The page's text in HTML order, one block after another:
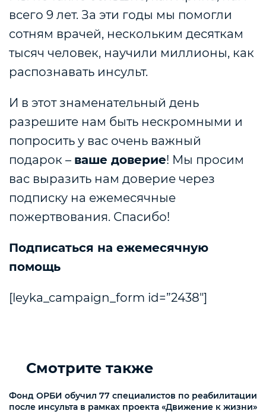
всего 9 лет. За эти годы мы помогли
сотням врачей, нескольким десяткам
тысяч человек, научили миллионы, как
распознавать инсульт.
И в этот знаменательный день
разрешите нам быть нескромными и
попросить у вас очень важный
подарок – ваше доверие! Мы просим
вас выразить нам доверие через
подписку на ежемесячные
пожертвования. Спасибо!
Подписаться на ежемесячную
помощь
[leyka_campaign_form id=”2438″]
Смотрите также
Фонд ОРБИ обучил 77 специалистов по реабилитации
после инсульта в рамках проекта «Движение к жизни»